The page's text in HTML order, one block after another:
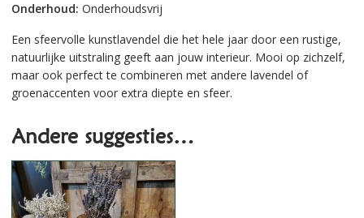
Onderhoud: Onderhoudsvrij
Een sfeervolle kunstlavendel die het hele jaar door een rustige,
natuurlijke uitstraling geeft aan jouw interieur. Mooi op zichzelf,
maar ook perfect te combineren met andere lavendel of
groenaccenten voor extra diepte en sfeer.
Andere suggesties…